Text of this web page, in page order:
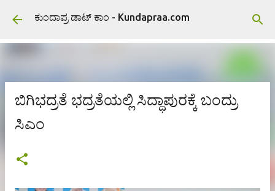
ವಿಷಯಕ್ಕೆ ಹೋಗಿ
ಕುಂದಾಪ್ರ ಡಾಟ್ ಕಾಂ - Kundapraa.com
ಬಿಗಿಭದ್ರತೆ ಭದ್ರತೆಯಲ್ಲಿ ಸಿದ್ಧಾಪುರಕ್ಕೆ ಬಂದ್ರು
ಸಿಎಂ